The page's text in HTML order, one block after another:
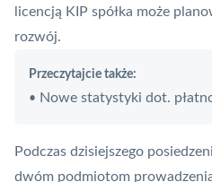
licencją KIP spółka może
rozwój.
Przeczytajcie także:
• Nowe statystyki dot.
Podczas dzisiejszego
dwóm podmiotom